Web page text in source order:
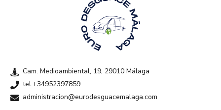
Cam. Medioambiental, 19, 29010 Málaga
tel:+34952397859
administracion@eurodesguacemalaga.com